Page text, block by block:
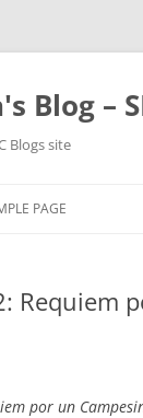
Blog –
Blogs site
PAGE
Requiem
por un